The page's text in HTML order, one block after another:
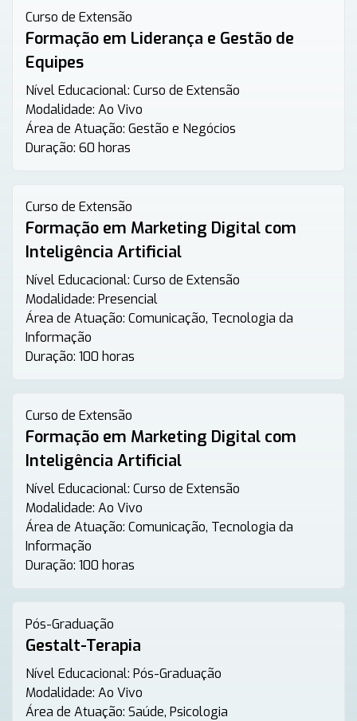
Curso de Extensão
Formação em Liderança e Gestão de
Equipes
Nível Educacional: Curso de Extensão
Modalidade: Ao Vivo
Área de Atuação: Gestão e Negócios
Duração: 60 horas
Curso de Extensão
Formação em Marketing Digital com
Inteligência Artificial
Nível Educacional: Curso de Extensão
Modalidade: Presencial
Área de Atuação: Comunicação, Tecnologia da
Informação
Duração: 100 horas
Curso de Extensão
Formação em Marketing Digital com
Inteligência Artificial
Nível Educacional: Curso de Extensão
Modalidade: Ao Vivo
Área de Atuação: Comunicação, Tecnologia da
Informação
Duração: 100 horas
Pós-Graduação
Gestalt-Terapia
Nível Educacional: Pós-Graduação
Modalidade: Ao Vivo
Área de Atuação: Saúde, Psicologia